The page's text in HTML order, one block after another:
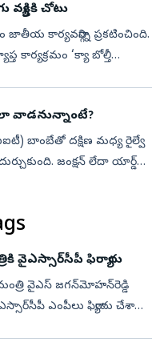
చోటు
జాతీయ కార్యవర్గాన్ని ప్రకటించింది.
కార్యక్రమం ‘క్యా బోల్తీ
వాడనున్నాంటే?
బాంబేతో దక్షిణ మధ్య రైల్వే
జంక్షన్ లేదా యార్డ్
వైఎస్సార్‌సీపీ ఫిర్యాదు
వైఎస్‌ జగన్‌మోహన్‌రెడ్డి
ఎంపీలు ఫిర్యాదు చేశారు.